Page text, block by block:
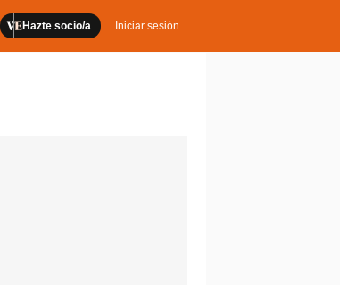
Hazte socio/a Iniciar sesión